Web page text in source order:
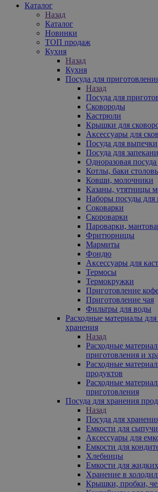
Каталог
Назад
Каталог
Новинки
ТОП продаж
Кухня
Назад
Кухня
Посуда для
Назад
Посуда для
Сковороды
Кастрюли
Крышки для
Аксессуары для
Посуда для выпечки
Посуда для
Одноразовая
Котлы, баки
Ковши, молочники
Казаны, утятницы
Наборы посуды для
Соковарки
Скороварки
Пароварки,
Фритюрницы
Мармиты
Фондю
Аксессуары для
Термосы
Термокружки
Приготовление
Приготовление чая
Фильтры для воды
Расходные материалы
хранения
Назад
Расходные
приготовления и
Расходные
продуктов
Расходные
приготовления
Посуда для хранения
Назад
Посуда для
Емкости для
Аксессуары для
Емкости для
Хлебницы
Емкости для
Хранение в
Крышки, пробки,